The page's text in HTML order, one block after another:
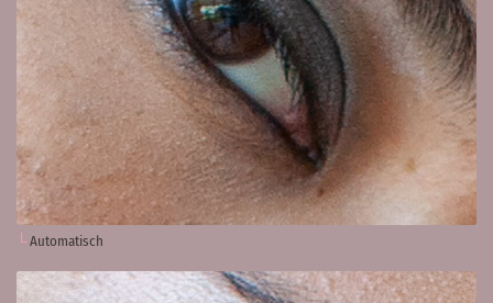
Automatisch